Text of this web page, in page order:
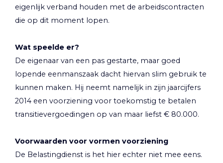
eigenlijk verband houden met de arbeidscontracten
die op dit moment lopen.
Wat speelde er?
De eigenaar van een pas gestarte, maar goed
lopende eenmanszaak dacht hiervan slim gebruik te
kunnen maken. Hij neemt namelijk in zijn jaarcijfers
2014 een voorziening voor toekomstig te betalen
transitievergoedingen op van maar liefst € 80.000.
Voorwaarden voor vormen voorziening
De Belastingdienst is het hier echter niet mee eens.